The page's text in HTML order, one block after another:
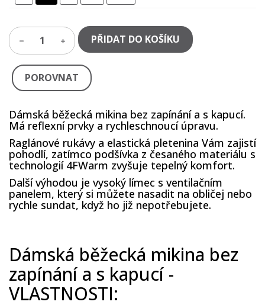
1 PŘIDAT DO KOŠÍKU
POROVNAT
Dámská běžecká mikina bez zapínání a s kapucí.
Má reflexní prvky a rychleschnoucí úpravu.
Raglánové rukávy a elastická pletenina Vám zajistí
pohodlí, zatímco podšívka z česaného materiálu s
technologií 4FWarm zvyšuje tepelný komfort.
Další výhodou je vysoký límec s ventilačním
panelem, který si můžete nasadit na obličej nebo
rychle sundat, když ho již nepotřebujete.
Dámská běžecká mikina bez
zapínání a s kapucí -
VLASTNOSTI: